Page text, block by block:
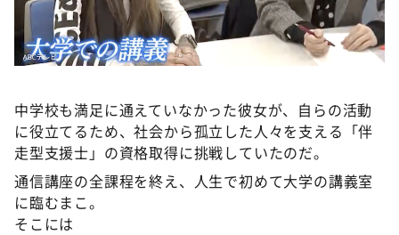
中学校も満足に通えていなかった彼女が、自らの活動
に役立てるため、社会から孤立した人々を支える「伴
走型支援士」の資格取得に挑戦していたのだ。
通信講座の全課程を終え、人生で初めて大学の講義室
に臨むまこ。
そこには